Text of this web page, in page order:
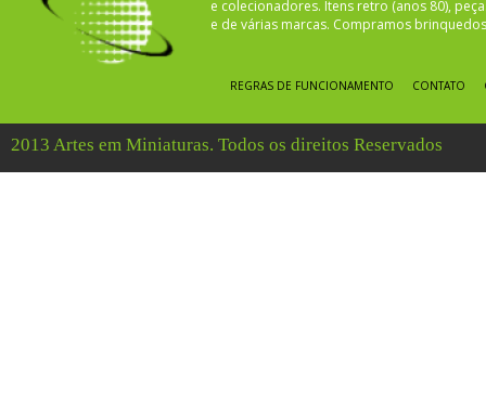
e colecionadores. Itens retro (anos 80),
e de várias marcas. Compramos
REGRAS DE FUNCIONAMENTO CONTATO
2013 Artes em Miniaturas. Todos os direitos Reservados